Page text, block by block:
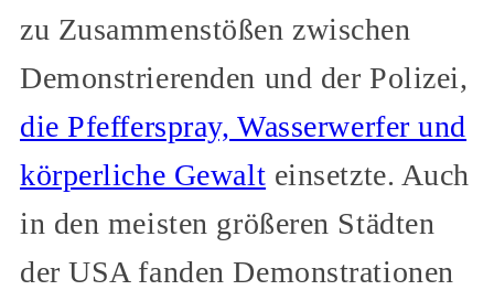
zu Zusammenstößen zwischen
Demonstrierenden und der Polizei,
die Pfefferspray, Wasserwerfer und
körperliche Gewalt einsetzte. Auch
in den meisten größeren Städten
der USA fanden Demonstrationen